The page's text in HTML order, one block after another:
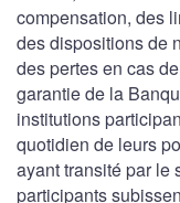
compensation, des
des dispositions de
des pertes en cas
garantie de la
institutions
quotidien de leurs
ayant transité par le
participants